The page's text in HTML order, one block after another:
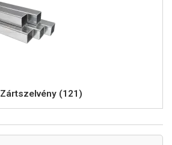
Zártszelvény (121)